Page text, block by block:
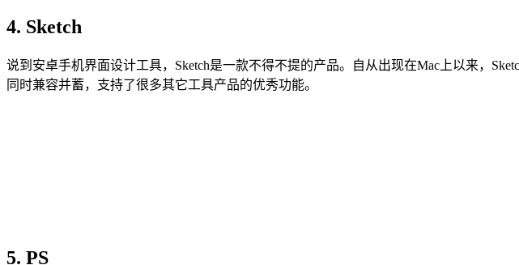
4. Sketch
说到安卓手机界面设计工具，Sketch是一款不得不提的产品。自从出现在Mac上以来，
同时兼容并蓄，支持了很多其它工具产品的优秀功能。
5. PS